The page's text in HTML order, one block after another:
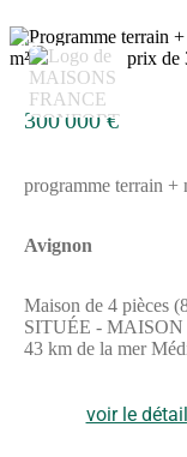
13
300 000 €
programme terrain +
Avignon
Maison de 4 pièces
SITUÉE - MAISON
43 km de la mer
de 4 pièces de
intérieur comporte
bains.La maison est
voir le détail